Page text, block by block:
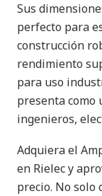
Sus
perfecto para
construcción
rendimiento
para uso
presenta
ingenieros,
Adquiera el
en Rielec y
precio. No solo